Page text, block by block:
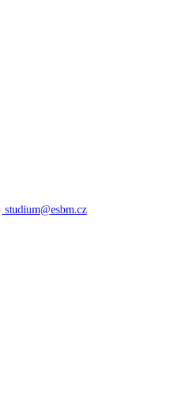
studium@esbm.cz